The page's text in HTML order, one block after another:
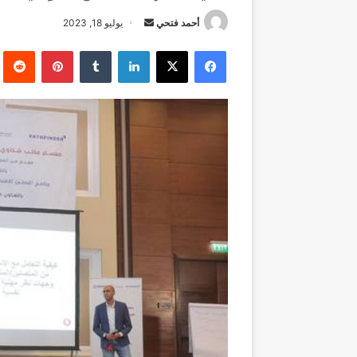
أحمد فتحي
أرسل
إلكترونيا
يوليو 18, 2023
فيسبوك ‫X لينكدإن بينتيريست